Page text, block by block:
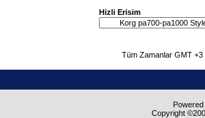
Hizli Erisim
Tüm Zamanlar GMT
Copyright